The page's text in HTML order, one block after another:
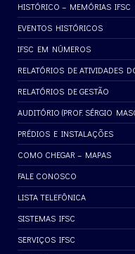
HISTÓRICO – MEMÓRIAS IFSC
EVENTOS HISTÓRICOS
IFSC EM NÚMEROS
RELATÓRIOS DE ATIVIDADES
RELATÓRIOS DE GESTÃO
AUDITÓRIO (PROF. SÉRGIO
PRÉDIOS E INSTALAÇÕES
COMO CHEGAR – MAPAS
FALE CONOSCO
LISTA TELEFÔNICA
SISTEMAS IFSC
SERVIÇOS IFSC